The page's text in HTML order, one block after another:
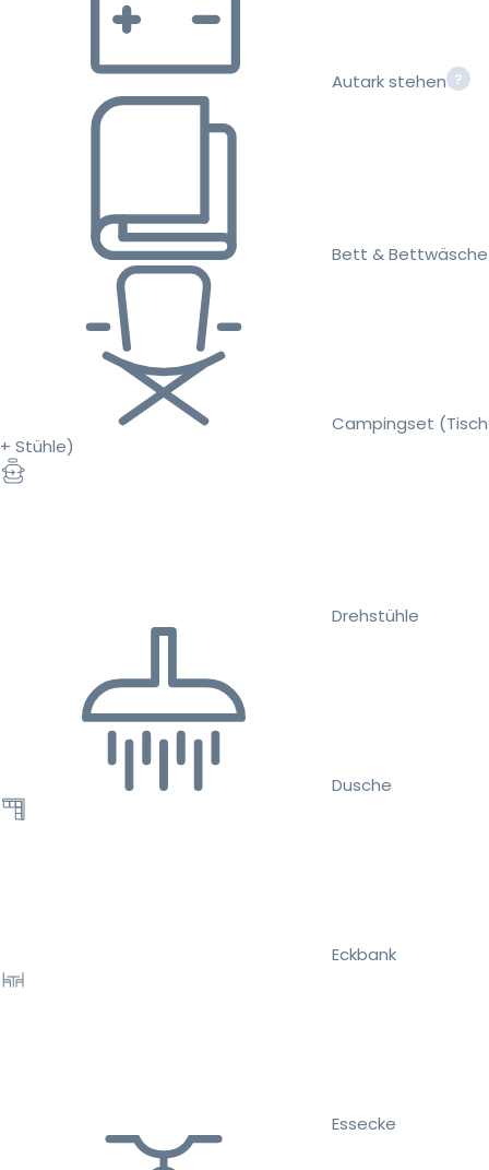
Autark stehen
Bett & Bettwäsche
Campingset (Tisch
+ Stühle)
Drehstühle
Dusche
Eckbank
Essecke